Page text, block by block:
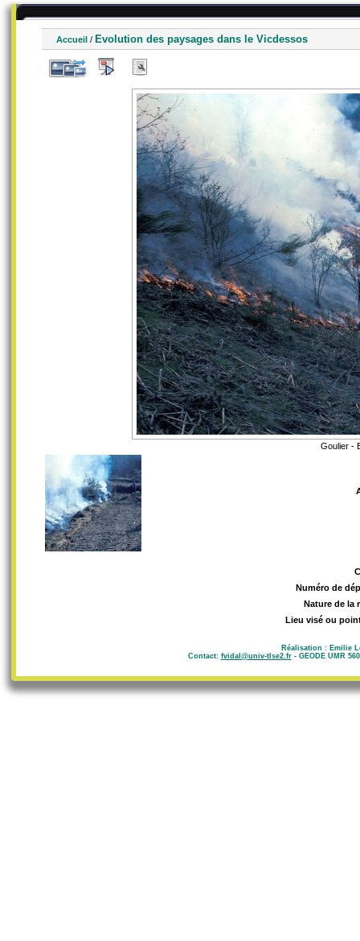
Accueil / Evolution des paysages dans le Vicdessos
Goulier -
Numéro de
Nature de la
Lieu visé ou
Réalisation : Emilie
Contact: fvidal@univ-tlse2.fr- GEODE UMR